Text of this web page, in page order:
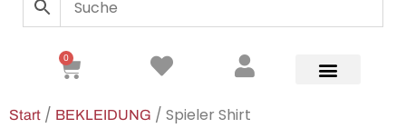
0
Start / BEKLEIDUNG / Spieler Shirt